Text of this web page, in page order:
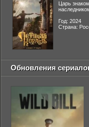
Царь
Год: 2024
Страна:
Обновления